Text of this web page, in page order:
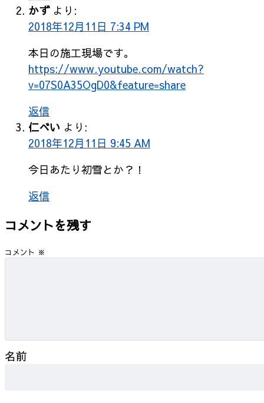
かず より:
2018年12月11日 7:34 PM
本日の施工現場です。
https://www.youtube.com/watch?
v=07S0A35OgD0&feature=share
返信
仁べい より:
2018年12月11日 9:45 AM
今日あたり初雪とか？！
返信
コメントを残す
コメント ※
名前